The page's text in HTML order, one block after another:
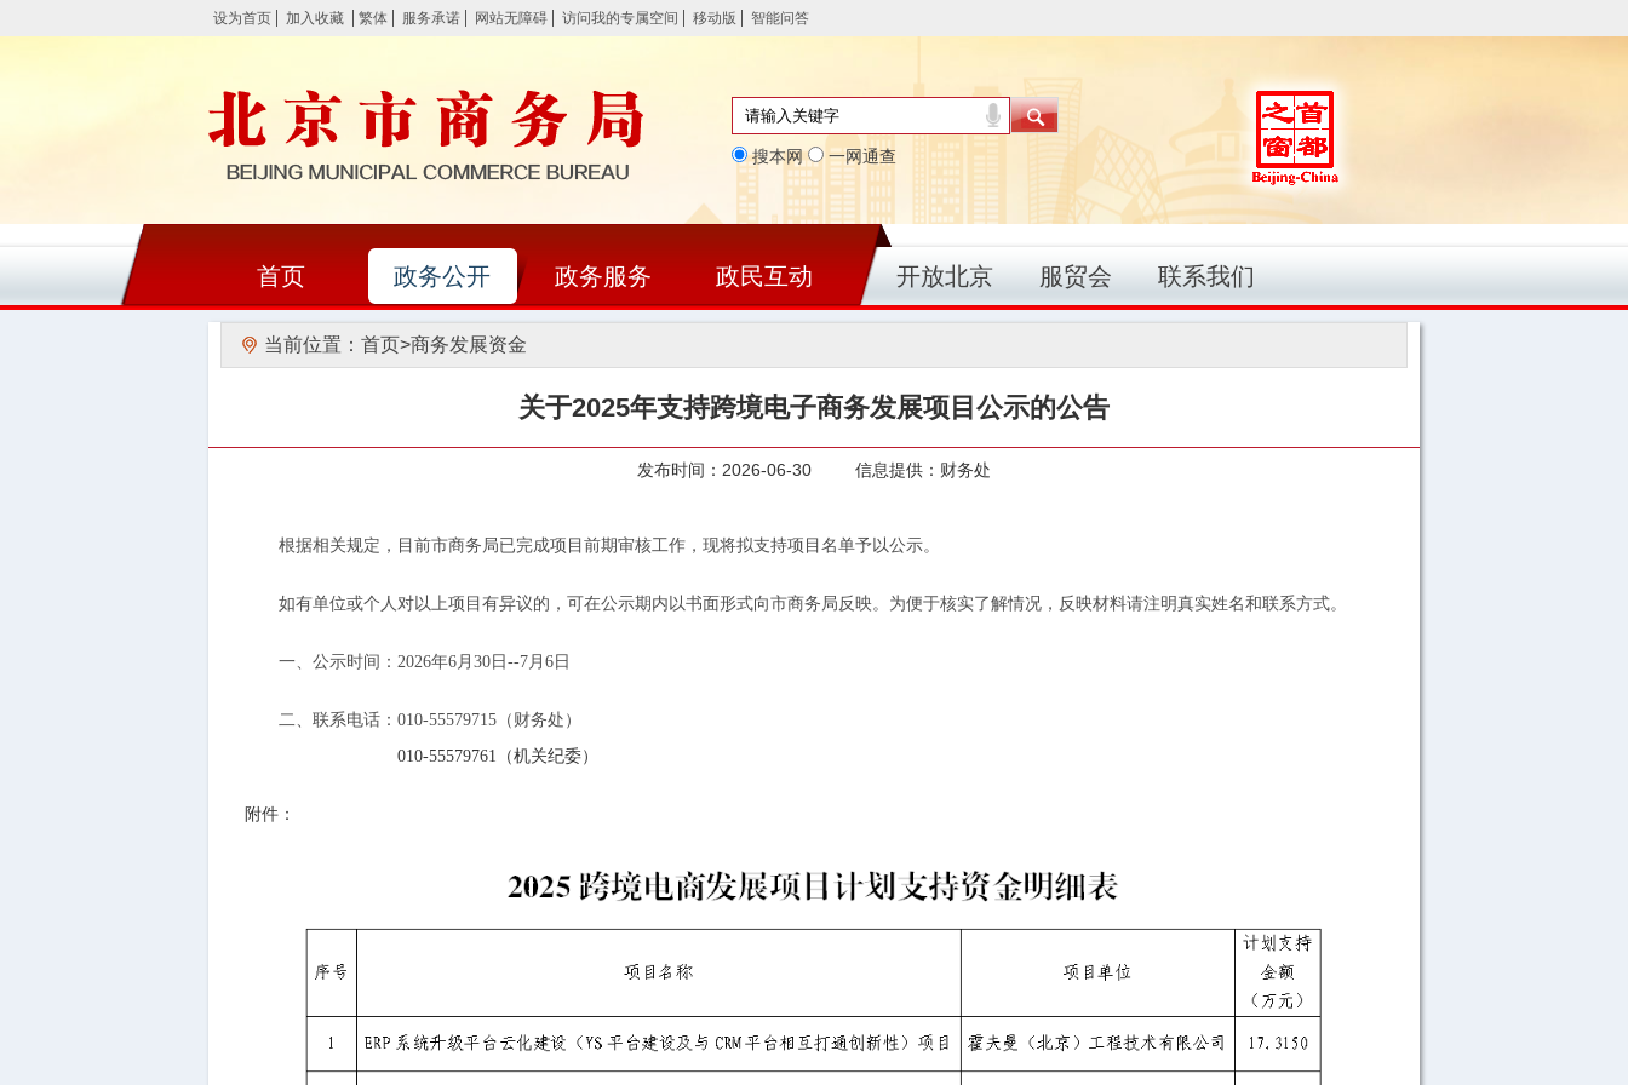
设为首页 加入收藏 繁体 服务承诺 网站无障碍 访问我的专属空间 移动版 智能问答
搜本网 一网通查
首页 政务公开 政务服务 政民互动 开放北京 服贸会 联系我们
当前位置： 首页>商务发展资金
关于2025年支持跨境电子商务发展项目公示的公告
发布时间：2026-06-30 信息提供：财务处
根据相关规定，目前市商务局已完成项目前期审核工作，现将拟支持项目名单予以公示。
如有单位或个人对以上项目有异议的，可在公示期内以书面形式向市商务局反映。为便于核实了解情况，反映材料请注明真实姓名和联系方式。
一、公示时间：2026年6月30日--7月6日
二、联系电话：010-55579715（财务处）
010-55579761（机关纪委）
附件：